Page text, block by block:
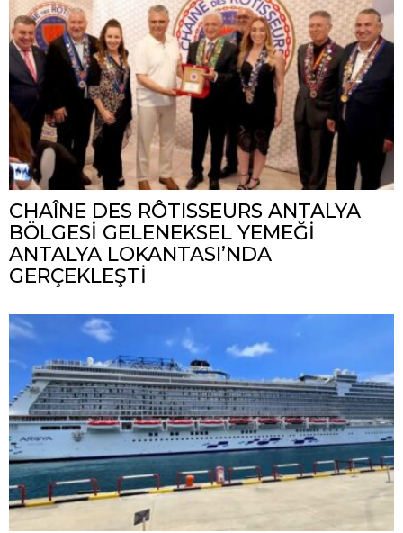
CHAÎNE DES RÔTISSEURS ANTALYA
BÖLGESİ GELENEKSEL YEMEĞİ
ANTALYA LOKANTASI’NDA
GERÇEKLEŞTİ